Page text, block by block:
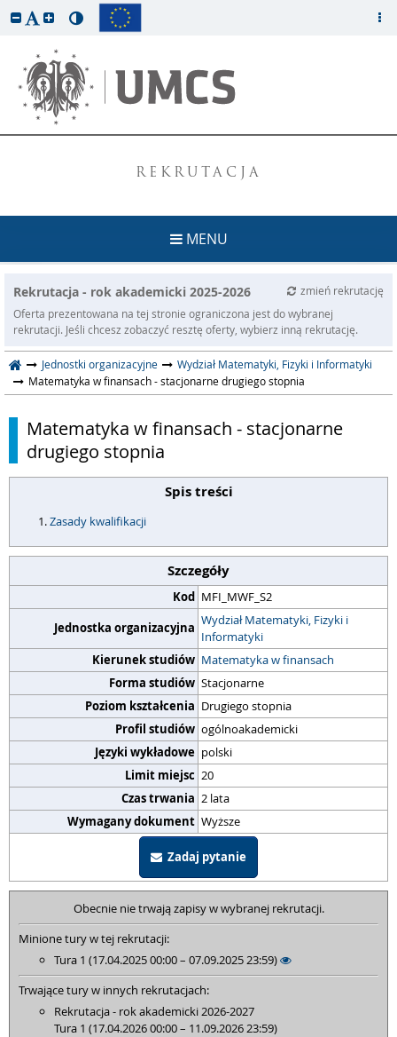
REKRUTACJA
MENU
Rekrutacja - rok akademicki 2025-2026
zmień rekrutację
Oferta prezentowana na tej stronie ograniczona jest do wybranej
rekrutacji. Jeśli chcesz zobaczyć resztę oferty, wybierz inną rekrutację.
Jednostki organizacyjne
Wydział Matematyki, Fizyki i Informatyki
Matematyka w finansach - stacjonarne drugiego stopnia
Matematyka w finansach - stacjonarne
drugiego stopnia
Spis treści
Zasady kwalifikacji
Szczegóły
Kod MFI_MWF_S2
Jednostka organizacyjna Wydział Matematyki, Fizyki i
Informatyki
Kierunek studiów Matematyka w finansach
Forma studiów Stacjonarne
Poziom kształcenia Drugiego stopnia
Profil studiów ogólnoakademicki
Języki wykładowe polski
Limit miejsc 20
Czas trwania 2 lata
Wymagany dokument Wyższe
Zadaj pytanie
Obecnie nie trwają zapisy w wybranej rekrutacji.
Minione tury w tej rekrutacji:
Tura 1 (17.04.2025 00:00 – 07.09.2025 23:59)
Trwające tury w innych rekrutacjach:
Rekrutacja - rok akademicki 2026-2027
Tura 1 (17.04.2026 00:00 – 11.09.2026 23:59)